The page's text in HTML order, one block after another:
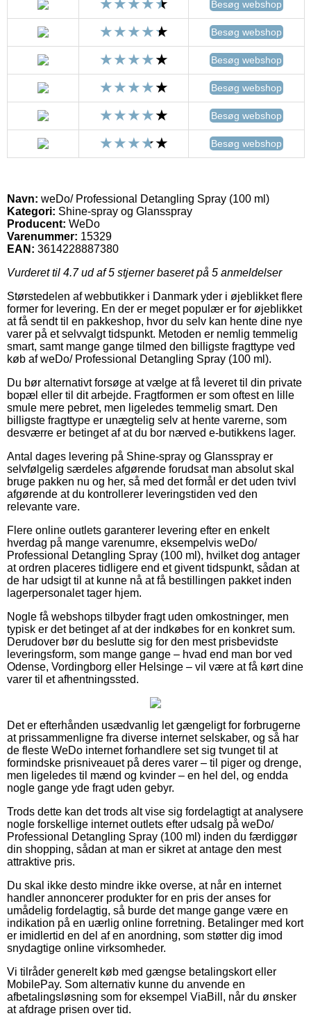
Besøg webshop
Besøg webshop
Besøg webshop
Besøg webshop
Besøg webshop
Besøg webshop
Navn: weDo/ Professional Detangling Spray (100 ml)
Kategori: Shine-spray og Glansspray
Producent: WeDo
Varenummer: 15329
EAN: 3614228887380
Vurderet til 4.7ud af 5 stjerner baseret på 5 anmeldelser
Størstedelen af webbutikker i Danmark yder i øjeblikket flere
former for levering. En der er meget populær er for øjeblikket
at få sendt til en pakkeshop, hvor du selv kan hente dine nye
varer på et selvvalgt tidspunkt. Metoden er nemlig temmelig
smart, samt mange gange tilmed den billigste fragttype ved
køb af weDo/ Professional Detangling Spray (100 ml).
Du bør alternativt forsøge at vælge at få leveret til din private
bopæl eller til dit arbejde. Fragtformen er som oftest en lille
smule mere pebret, men ligeledes temmelig smart. Den
billigste fragttype er unægtelig selv at hente varerne, som
desværre er betinget af at du bor nærved e-butikkens lager.
Antal dages levering på Shine-spray og Glansspray er
selvfølgelig særdeles afgørende forudsat man absolut skal
bruge pakken nu og her, så med det formål er det uden tvivl
afgørende at du kontrollerer leveringstiden ved den
relevante vare.
Flere online outlets garanterer levering efter en enkelt
hverdag på mange varenumre, eksempelvis weDo/
Professional Detangling Spray (100 ml), hvilket dog antager
at ordren placeres tidligere end et givent tidspunkt, sådan at
de har udsigt til at kunne nå at få bestillingen pakket inden
lagerpersonalet tager hjem.
Nogle få webshops tilbyder fragt uden omkostninger, men
typisk er det betinget af at der indkøbes for en konkret sum.
Derudover bør du beslutte sig for den mest prisbevidste
leveringsform, som mange gange – hvad end man bor ved
Odense, Vordingborg eller Helsinge – vil være at få kørt dine
varer til et afhentningssted.
Det er efterhånden usædvanlig let gængeligt for forbrugerne
at prissammenligne fra diverse internet selskaber, og så har
de fleste WeDo internet forhandlere set sig tvunget til at
formindske prisniveauet på deres varer – til piger og drenge,
men ligeledes til mænd og kvinder – en hel del, og endda
nogle gange yde fragt uden gebyr.
Trods dette kan det trods alt vise sig fordelagtigt at analysere
nogle forskellige internet outlets efter udsalg på weDo/
Professional Detangling Spray (100 ml) inden du færdiggør
din shopping, sådan at man er sikret at antage den mest
attraktive pris.
Du skal ikke desto mindre ikke overse, at når en internet
handler annoncerer produkter for en pris der anses for
umådelig fordelagtig, så burde det mange gange være en
indikation på en uærlig online forretning. Betalinger med kort
er imidlertid en del af en anordning, som støtter dig imod
snydagtige online virksomheder.
Vi tilråder generelt køb med gængse betalingskort eller
MobilePay. Som alternativ kunne du anvende en
afbetalingsløsning som for eksempel ViaBill, når du ønsker
at afdrage prisen over tid.